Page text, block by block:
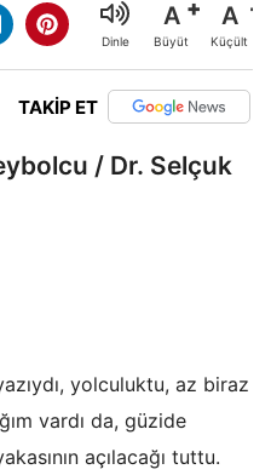
Dinle
A
Büyüt
A
Küçült
TAKİP ET
/ Dr. Selçuk
yolculuktu, az biraz
vardı da, güzide
açılacağı tuttu.